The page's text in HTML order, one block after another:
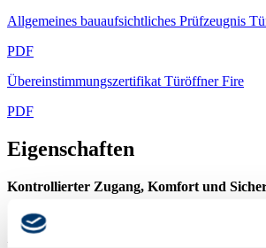
Allgemeines bauaufsichtliches Prüfzeugnis
PDF
Übereinstimmungszertifikat Türöffner Fire
PDF
Eigenschaften
Kontrollierter Zugang, Komfort und